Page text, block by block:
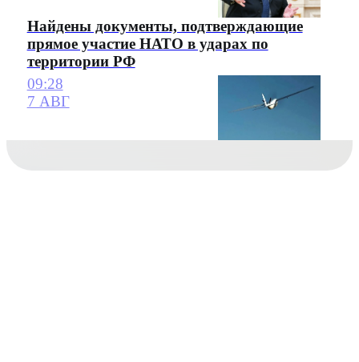
Найдены документы, подтверждающие
прямое участие НАТО в ударах по
территории РФ
09:28
7 АВГ